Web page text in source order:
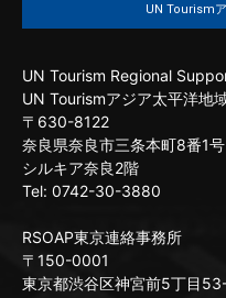
UN Tourism
UN Tourism Regional
UN Tourismアジア太平洋地
〒630-8122
奈良県奈良市三条本町8番1号
シルキア奈良2階
Tel: 0742-30-3880
RSOAP東京連絡事務所
〒150-0001
東京都渋谷区神宮前5丁目